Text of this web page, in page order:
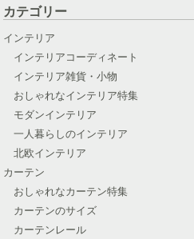
カテゴリー
インテリア
インテリアコーディネート
インテリア雑貨・小物
おしゃれなインテリア特集
モダンインテリア
一人暮らしのインテリア
北欧インテリア
カーテン
おしゃれなカーテン特集
カーテンのサイズ
カーテンレール